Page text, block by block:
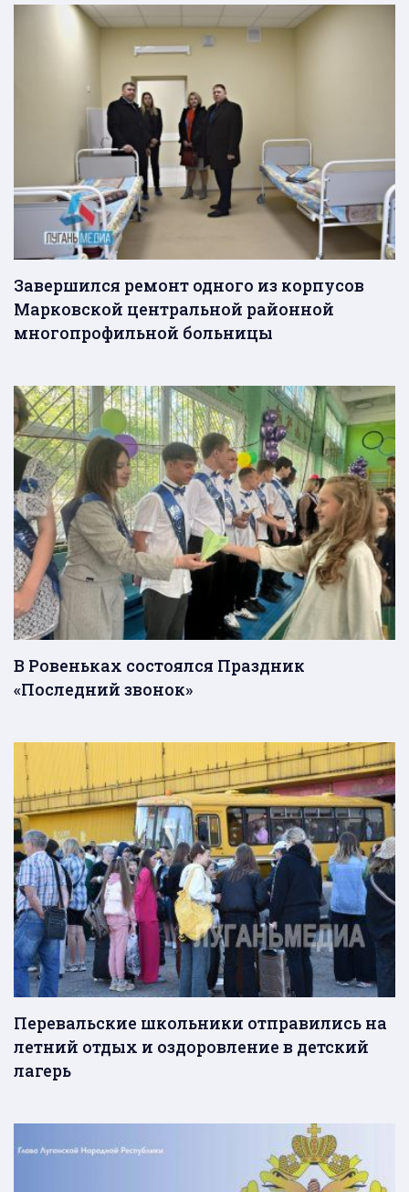
Завершился ремонт одного из корпусов
Марковской центральной районной
многопрофильной больницы
В Ровеньках состоялся Праздник
«Последний звонок»
Перевальские школьники отправились на
летний отдых и оздоровление в детский
лагерь